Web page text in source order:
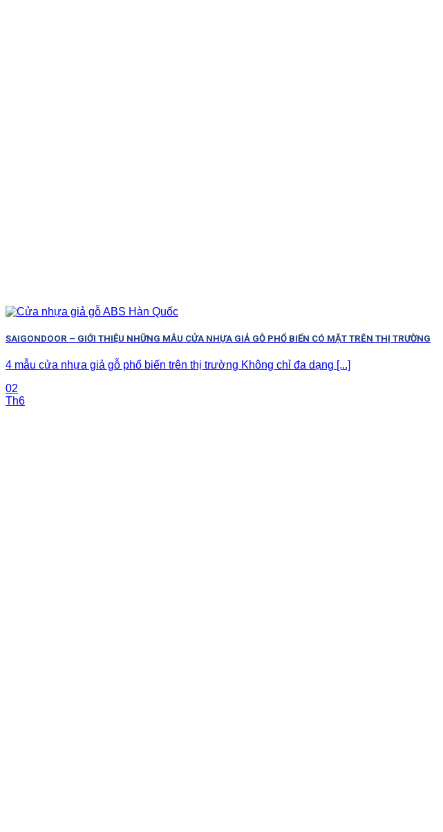
SAIGONDOOR – GIỚI THIỆU NHỮNG MẪU CỬA NHỰA GIẢ GỖ PHỔ BIẾN CÓ MẶT TRÊN THỊ TRƯỜNG
4 mẫu cửa nhựa giả gỗ phổ biến trên thị trường Không chỉ đa dạng [...]
02
Th6